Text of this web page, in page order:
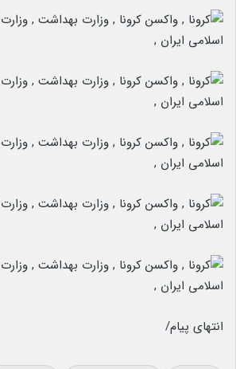
انتهای پیام/